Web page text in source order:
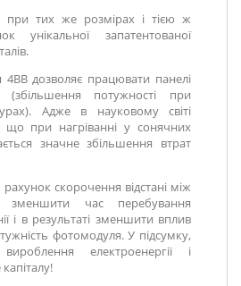
при тих же розмірах і тією ж
унікальної запатентованої
4BB дозволяє працювати панелі
потужності при
Адже в науковому світі
що при нагріванні у сонячних
значне збільшення втрат
скорочення відстані між
час перебування
і в результаті зменшити вплив
фотомодуля. У підсумку,
електроенергії і